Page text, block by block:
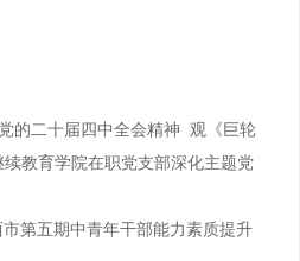
的二十届四中全会精神 观《巨轮
教育学院在职党支部深化主题党
第五期中青年干部能力素质提升